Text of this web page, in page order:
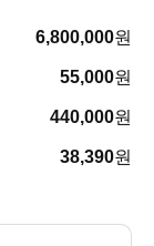
6,800,000원
55,000원
440,000원
38,390원